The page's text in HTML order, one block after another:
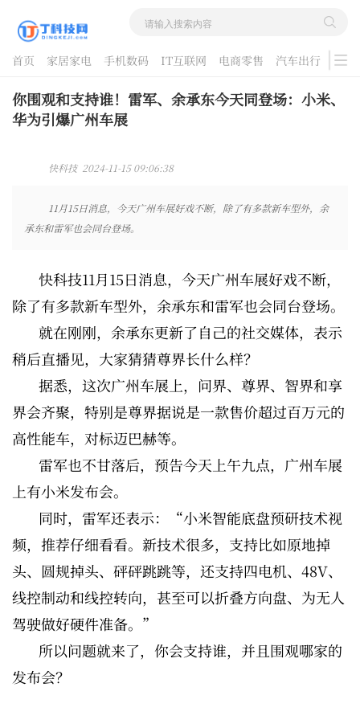
首页 家居家电 手机数码 IT互联网 电商零售 汽车出行
游戏
酷品评测
你围观和支持谁！雷军、余承东今天同登场：小米、
华为引爆广州车展
快科技 2024-11-15 09:06:38
11月15日消息，今天广州车展好戏不断，除了有多款新车型外，余
承东和雷军也会同台登场。
快科技11月15日消息，今天广州车展好戏不断，
除了有多款新车型外，余承东和雷军也会同台登场。
就在刚刚，余承东更新了自己的社交媒体，表示
稍后直播见，大家猜猜尊界长什么样？
据悉，这次广州车展上，问界、尊界、智界和享
界会齐聚，特别是尊界据说是一款售价超过百万元的
高性能车，对标迈巴赫等。
雷军也不甘落后，预告今天上午九点，广州车展
上有小米发布会。
同时，雷军还表示：“小米智能底盘预研技术视
频，推荐仔细看看。新技术很多，支持比如原地掉
头、圆规掉头、砰砰跳跳等，还支持四电机、48V、
线控制动和线控转向，甚至可以折叠方向盘、为无人
驾驶做好硬件准备。”
所以问题就来了，你会支持谁，并且围观哪家的
发布会？